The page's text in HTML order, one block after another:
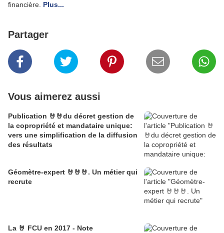
financière. Plus...
Partager
Vous aimerez aussi
Publication 🤘🤘du décret gestion de
la copropriété et mandataire unique:
vers une simplification de la diffusion
des résultats
Géomètre-expert 🤘🤘🤘. Un métier qui
recrute
La 🤘 FCU en 2017 - Note